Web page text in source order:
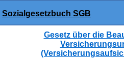
Sozialgesetzbuch SGB
Gesetz über die